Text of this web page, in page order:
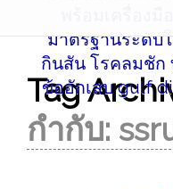
มาตรฐานระดับ
กินสัน โรคลมชัก
ข้ออักเสบ gulf
Tag
กำกับ: